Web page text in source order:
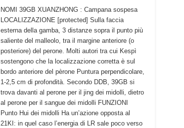
NOMI 39GB XUANZHONG : Campana sospesa
LOCALIZZAZIONE [protected] Sulla faccia
esterna della gamba, 3 distanze sopra il punto più
saliente del malleolo, tra il margine anteriore (o
posteriore) del perone. Molti autori tra cui Kespì
sostengono che la localizzazione corretta è sul
bordo anteriore del pèrone Puntura perpendicolare,
1-2,5 cm di profondità. Secondo DDB, 39GB si
trova davanti al perone per il jing dei midolli, dietro
al perone per il sangue dei midolli FUNZIONI
Punto Hui dei midolli Ha un’azione opposta al
21KI: in quel caso l’energia di LR sale poco verso